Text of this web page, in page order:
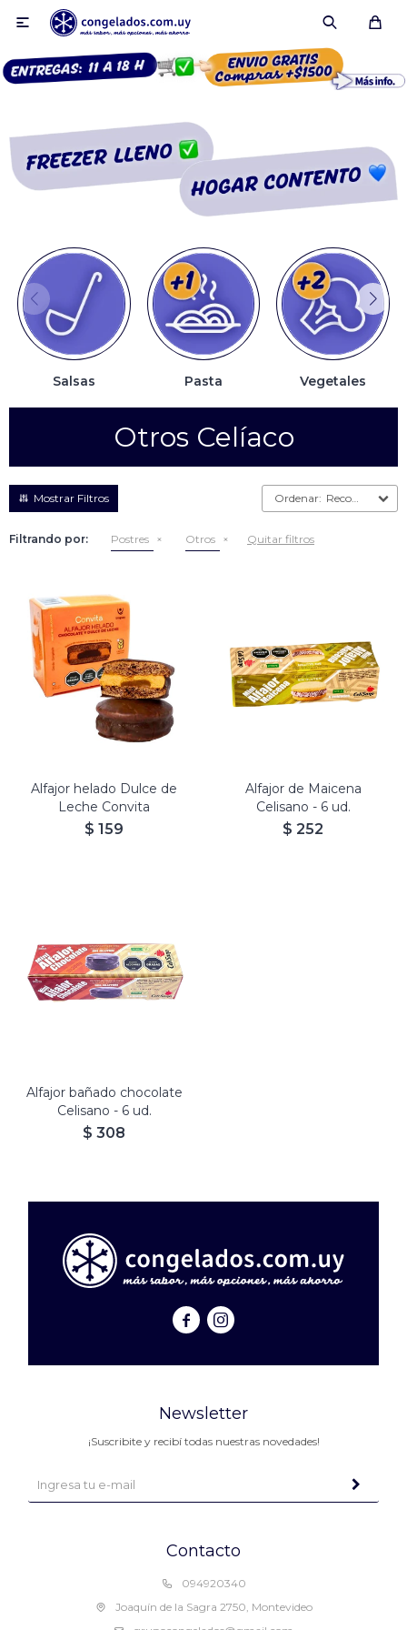

Salsas Pasta Vegetales
Otros Celíaco
Recomendados
Filtrando por: Postres Otros Quitar filtros
Alfajor helado Dulce de
Leche Convita
$ 159
Alfajor de Maicena
Celisano - 6 ud.
$ 252
Alfajor bañado chocolate
Celisano - 6 ud.
$ 308
 
Contacto
094920340
Joaquín de la Sagra 2750, Montevideo
Newsletter
¡Suscribite y recibí todas nuestras novedades!
Smoothies
Fruta congelada
Pulpas
Pizzas
Otros
Arrolladitos primavera
Croquetas
Otros
Bastones
Especialidades
Ravioles
Tallarines
Ñoquis
Especialidades
Nuggets
Sin rebozar
Otros
Rebozados
Sin Rebozar
Otros
Helados
Tortas